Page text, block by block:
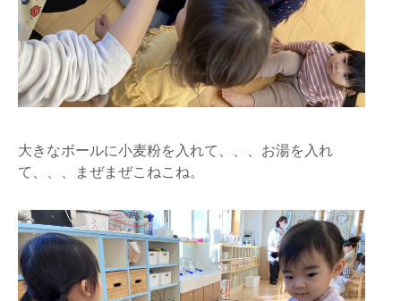
大きなボールに小麦粉を入れて、、、お湯を入れ
て、、、まぜまぜこねこね。